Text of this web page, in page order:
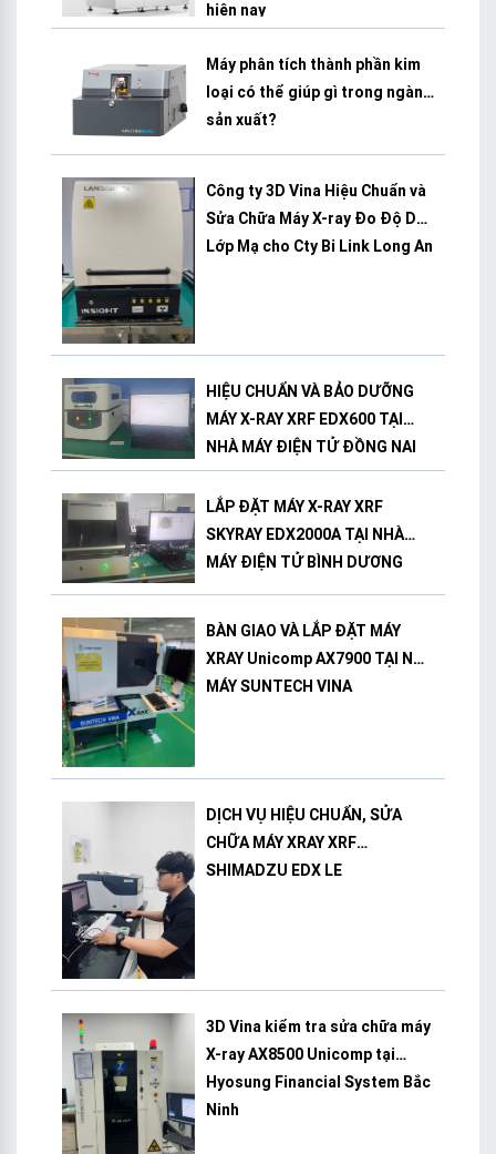
hiện nay
Máy phân tích thành phần kim
loại có thể giúp gì trong ngành
sản xuất?
Công ty 3D Vina Hiệu Chuẩn và
Sửa Chữa Máy X-ray Đo Độ Dày
Lớp Mạ cho Cty Bi Link Long An
HIỆU CHUẨN VÀ BẢO DƯỠNG
MÁY X-RAY XRF EDX600 TẠI
NHÀ MÁY ĐIỆN TỬ ĐỒNG NAI
LẮP ĐẶT MÁY X-RAY XRF
SKYRAY EDX2000A TẠI NHÀ
MÁY ĐIỆN TỬ BÌNH DƯƠNG
BÀN GIAO VÀ LẮP ĐẶT MÁY
XRAY Unicomp AX7900 TẠI NHÀ
MÁY SUNTECH VINA
DỊCH VỤ HIỆU CHUẨN, SỬA
CHỮA MÁY XRAY XRF
SHIMADZU EDX LE
3D Vina kiểm tra sửa chữa máy
X-ray AX8500 Unicomp tại
Hyosung Financial System Bắc
Ninh